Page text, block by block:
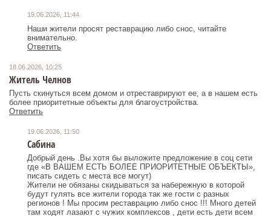
19.06.2026, 11:44
Наши жители просят реставрацию либо снос, читайте
внимательно.
Ответить
18.06.2026, 10:25
Житель Челнов
Пусть скинуться всем домом и отреставрируют ее, а в нашем есть
более приоритетные объекты для благоустройства.
Ответить
19.06.2026, 11:50
Сабина
Добрый день .Вы хотя бы выложите предложение в соц сети
где «В ВАШЕМ ЕСТЬ БОЛЕЕ ПРИОРИТЕТНЫЕ ОБЪЕКТЫ»,
писать сидеть с места все могут)
Жители не обязаны скидываться за набережную в которой
будут гулять все жители города так же гости с разных
регионов ! Мы просим реставрацию либо снос !!! Много детей
там ходят лазают с чужих комплексов , дети есть дети всем